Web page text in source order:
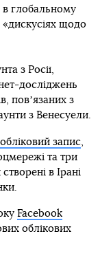
в глобальному
«дискусіях щодо
з Росії,
досліджень
повʼязаних з
з Венесуели.
запис,
та три
в Ірані
Facebook
облікових